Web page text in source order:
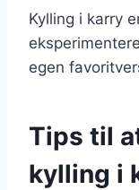
Kylling i karry
egen
Tips til
kylling i